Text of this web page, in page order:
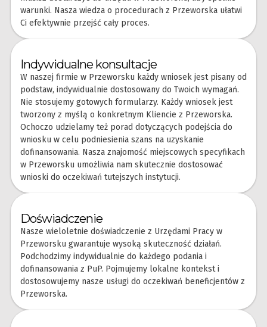
warunki. Nasza wiedza o procedurach z Przeworska ułatwi
Ci efektywnie przejść cały proces.
Indywidualne konsultacje
W naszej firmie w Przeworsku każdy wniosek jest pisany od
podstaw, indywidualnie dostosowany do Twoich wymagań.
Nie stosujemy gotowych formularzy. Każdy wniosek jest
tworzony z myślą o konkretnym Kliencie z Przeworska.
Ochoczo udzielamy też porad dotyczących podejścia do
wniosku w celu podniesienia szans na uzyskanie
dofinansowania. Nasza znajomość miejscowych specyfikach
w Przeworsku umożliwia nam skutecznie dostosować
wnioski do oczekiwań tutejszych instytucji.
Doświadczenie
Nasze wieloletnie doświadczenie z Urzędami Pracy w
Przeworsku gwarantuje wysoką skuteczność działań.
Podchodzimy indywidualnie do każdego podania i
dofinansowania z PuP. Pojmujemy lokalne kontekst i
dostosowujemy nasze usługi do oczekiwań beneficjentów z
Przeworska.